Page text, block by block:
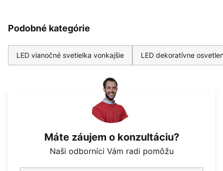
Podobné kategórie
LED vianočné svetielka vonkajšie LED dekoratívne
Máte záujem o konzultáciu?
Naši odborníci Vám radi pomôžu